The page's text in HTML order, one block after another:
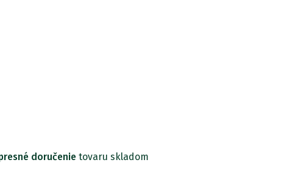
doručenie tovaru skladom